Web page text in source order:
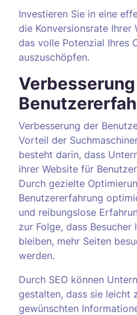
Investieren Sie in eine
die Konversionsrate Ihrer
das volle Potenzial Ihres
auszuschöpfen.
Verbesserung der
Vorteil der
besteht darin, dass
ihrer Website für
Durch gezielte
Benutzererfahrung
und reibungslose
zur Folge, dass
bleiben, mehr Seiten
werden.
Durch SEO können
gestalten, dass sie leicht
gewünschten